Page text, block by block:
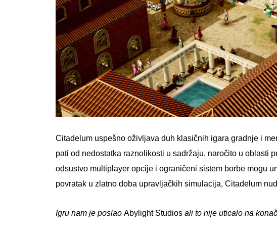
Citadelum uspešno oživljava duh klasičnih igara gradnje i
pati od nedostatka raznolikosti u sadržaju, naročito u oblasti
odsustvo multiplayer opcije i ograničeni sistem borbe mogu
povratak u zlatno doba upravljačkih simulacija, Citadelum
Igru nam je poslao Abylight Studios ali to nije uticalo na